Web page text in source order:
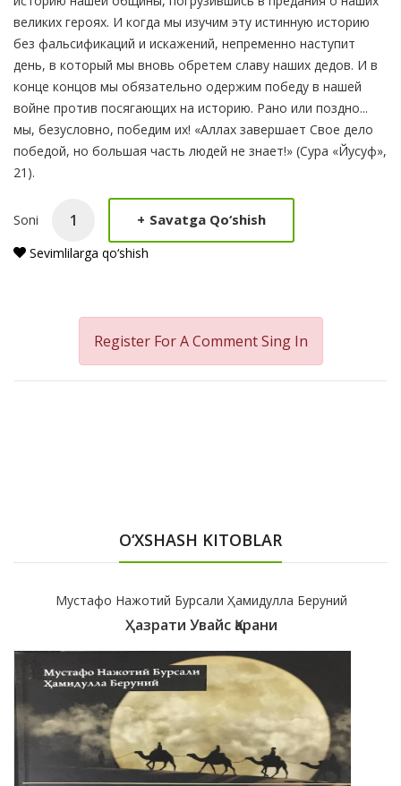
великих героях. И когда мы изучим эту истинную историю
без фальсификаций и искажений, непременно наступит
день, в который мы вновь обретем славу наших дедов. И в
конце концов мы обязательно одержим победу в нашей
войне против посягающих на историю. Рано или поздно...
мы, безусловно, победим их! «Аллах завершает Свое дело
победой, но большая часть людей не знает!» (Сура «Йусуф»,
21).
Soni + Savatga Qo‘shish
Sevimlilarga qo‘shish
Register For A CommentSing In
O‘XSHASH KITOBLAR
Мустафо Нажотий Бурсали Ҳамидулла Беруний
Ҳазрати Увайс Қарани